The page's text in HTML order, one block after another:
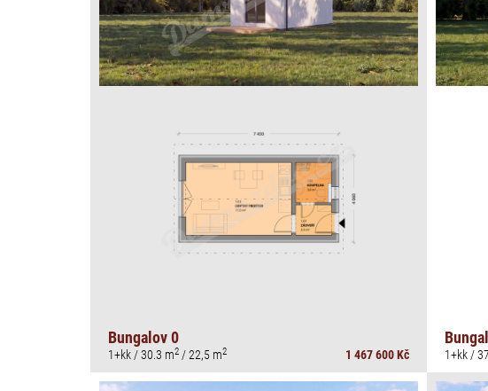
Bungalov 0
1+kk / 30.3 m2 / 22,5 m2 1 467 600 Kč 1+kk /